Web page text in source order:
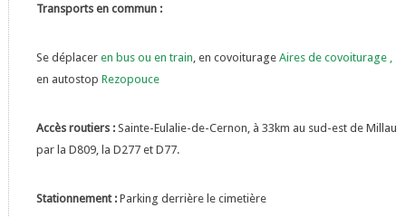
Transports en commun :
Se déplacer en bus ou en train , en covoiturage Aires de covoiturage,
en autostop Rezopouce
Accès routiers : Sainte-Eulalie-de-Cernon, à 33km au sud-est de Millau
par la D809, la D277 et D77.
Stationnement : Parking derrière le cimetière